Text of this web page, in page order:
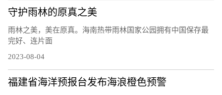
守护雨林的原真之美
雨林之美，美在原真。海南热带雨林国家公园拥有中国保存最
完好、连片面
2023-08-04
福建省海洋预报台发布海浪橙色预警